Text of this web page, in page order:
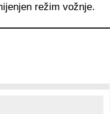
režim vožnje.